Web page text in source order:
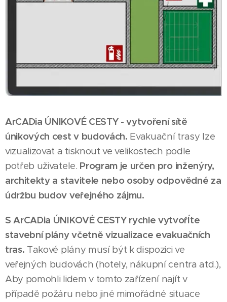
ArCADia ÚNIKOVÉ CESTY - vytvoření sítě
únikových cest v budovách. Evakuační trasy lze
vizualizovat a tisknout ve velikostech podle
potřeb uživatele. Program je určen pro inženýry,
architekty a stavitele nebo osoby odpovědné za
údržbu budov veřejného zájmu.
S ArCADia ÚNIKOVÉ CESTY rychle vytvořÍte
stavební plány včetně vizualizace evakuačních
tras. Takové plány musí být k dispozici ve
veřejných budovách (hotely, nákupní centra atd.),
Aby pomohli lidem v tomto zařízení najít v
případě požáru nebo jiné mimořádné situace